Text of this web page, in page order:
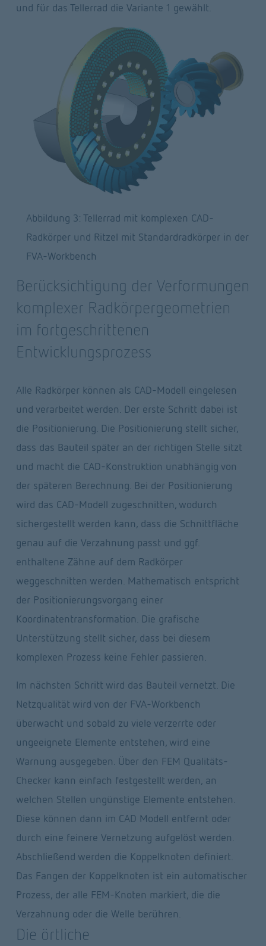
und für das Tellerrad die Variante 1 gewählt.
Abbildung 3: Tellerrad mit komplexen CAD-
Radkörper und Ritzel mit Standardradkörper in der
FVA-Workbench
Berücksichtigung der Verformungen
komplexer Radkörpergeometrien
im fortgeschrittenen
Entwicklungsprozess
Alle Radkörper können als CAD-Modell eingelesen
und verarbeitet werden. Der erste Schritt dabei ist
die Positionierung. Die Positionierung stellt sicher,
dass das Bauteil später an der richtigen Stelle sitzt
und macht die CAD-Konstruktion unabhängig von
der späteren Berechnung. Bei der Positionierung
wird das CAD-Modell zugeschnitten, wodurch
sichergestellt werden kann, dass die Schnittfläche
genau auf die Verzahnung passt und ggf.
enthaltene Zähne auf dem Radkörper
weggeschnitten werden. Mathematisch entspricht
der Positionierungsvorgang einer
Koordinatentransformation. Die grafische
Unterstützung stellt sicher, dass bei diesem
komplexen Prozess keine Fehler passieren.
Im nächsten Schritt wird das Bauteil vernetzt. Die
Netzqualität wird von der FVA-Workbench
überwacht und sobald zu viele verzerrte oder
ungeeignete Elemente entstehen, wird eine
Warnung ausgegeben. Über den FEM Qualitäts-
Checker kann einfach festgestellt werden, an
welchen Stellen ungünstige Elemente entstehen.
Diese können dann im CAD Modell entfernt oder
durch eine feinere Vernetzung aufgelöst werden.
Abschließend werden die Koppelknoten definiert.
Das Fangen der Koppelknoten ist ein automatischer
Prozess, der alle FEM-Knoten markiert, die die
Verzahnung oder die Welle berühren.
Die örtliche